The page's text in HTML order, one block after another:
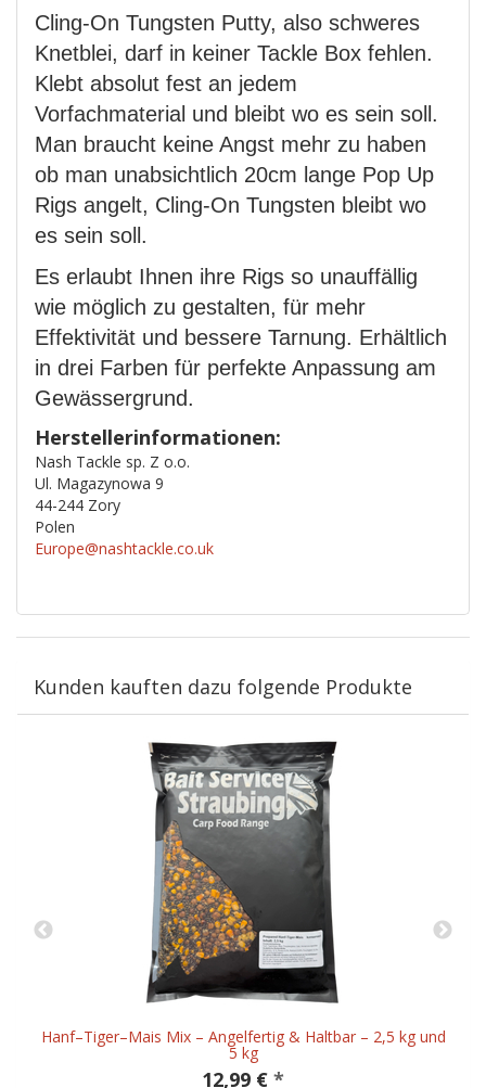
Cling-On Tungsten Putty, also schweres
Knetblei, darf in keiner Tackle Box fehlen.
Klebt absolut fest an jedem
Vorfachmaterial und bleibt wo es sein soll.
Man braucht keine Angst mehr zu haben
ob man unabsichtlich 20cm lange Pop Up
Rigs angelt, Cling-On Tungsten bleibt wo
es sein soll.
Es erlaubt Ihnen ihre Rigs so unauffällig
wie möglich zu gestalten, für mehr
Effektivität und bessere Tarnung. Erhältlich
in drei Farben für perfekte Anpassung am
Gewässergrund.
Herstellerinformationen:
Nash Tackle sp. Z o.o.
Ul. Magazynowa 9
44-244 Zory
Polen
Europe@nashtackle.co.uk
Kunden kauften dazu folgende Produkte
Hanf–Tiger–Mais Mix – Angelfertig & Haltbar – 2,5 kg und
5 kg
12,99 € *